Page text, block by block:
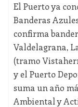
El Puerto ya
Banderas
confirma
Valdelagrana,
(tramo
y el Puerto
suma un año
Ambiental y